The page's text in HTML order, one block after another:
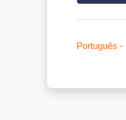
Português -